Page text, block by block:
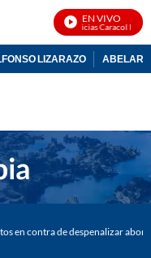
EN VIVO
Noticias Caracol En
LIZARAZO
en contra de despenalizar